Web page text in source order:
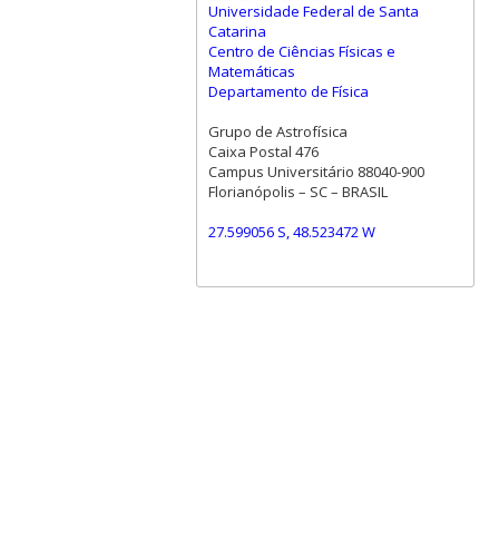
Universidade Federal de Santa
Catarina
Centro de Ciências Físicas e
Matemáticas
Departamento de Física
Grupo de Astrofísica
Caixa Postal 476
Campus Universitário 88040-900
Florianópolis – SC – BRASIL
27.599056 S, 48.523472 W